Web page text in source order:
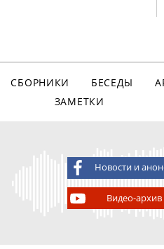
СБОРНИКИ БЕСЕДЫ
ЗАМЕТКИ
Новости и
Видео-